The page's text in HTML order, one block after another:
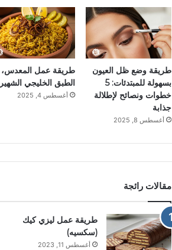
طريقة وضع ظل العيون
بسهولة للمبتدئات: 5
خطوات ونصائح لإطلالة
جذابة
أغسطس 8, 2025
طريقة عمل المعدس،
الطبق الخليجي الشهير
أغسطس 4, 2025
مقالات رائجة
طريقة عمل ليزي كيك
(سكسيه)
أغسطس 11, 2023